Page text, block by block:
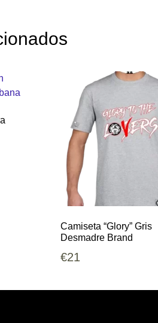
Camiseta “Glory” Gris
Desmadre Brand
€21